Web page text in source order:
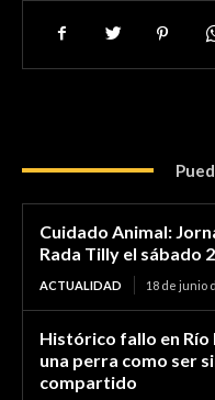
Cuidado Animal:
Rada Tilly el sábado
ACTUALIDAD 18 de junio
Histórico fallo en Río
una perra como ser
compartido